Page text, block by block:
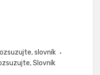
,slovník
,Slovník